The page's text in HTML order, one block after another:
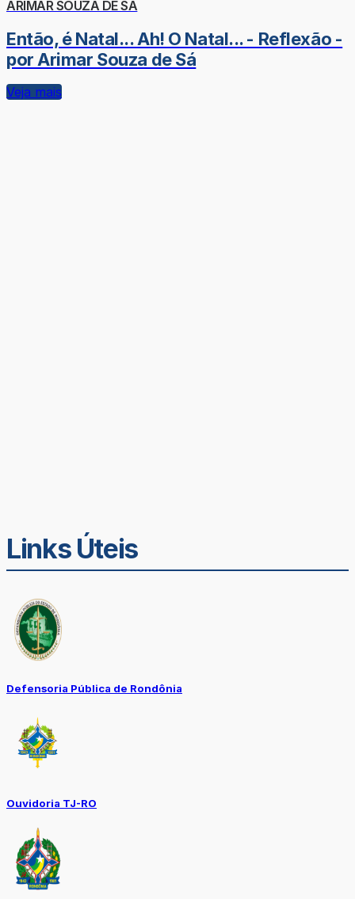
ARIMAR SOUZA DE SÁ
Então, é Natal... Ah! O Natal... - Reflexão -
por Arimar Souza de Sá
Veja mais
Links Úteis
Defensoria Pública de Rondônia
Ouvidoria TJ-RO